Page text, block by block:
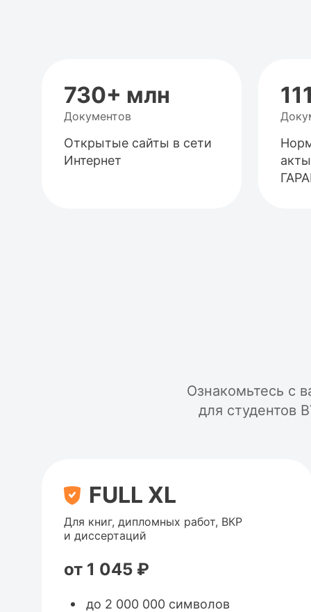
730+ млн
Документов
Открытые сайты в сети
Интернет
Ознакомьтесь с
для студентов
FULL XL
Для книг, дипломных работ, ВКР
и диссертаций
от 1 045 ₽
до 2 000 000 символов